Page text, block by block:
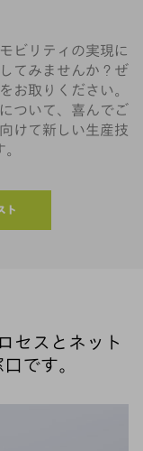
ビリティの実現に
てみませんか？ぜ
お取りください。
ついて、喜んでご
けて新しい生産技
ト
セスとネット
です。